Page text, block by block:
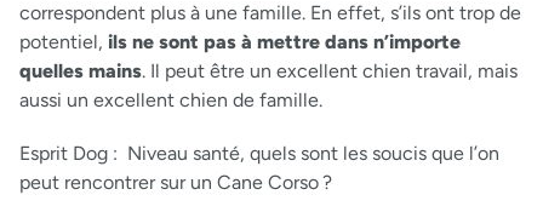
correspondent plus à une famille. En effet, s’ils ont trop de
potentiel, ils ne sont pas à mettre dans n’importe
quelles mains. Il peut être un excellent chien travail, mais
aussi un excellent chien de famille.
Esprit Dog : Niveau santé, quels sont les soucis que l’on
peut rencontrer sur un Cane Corso ?